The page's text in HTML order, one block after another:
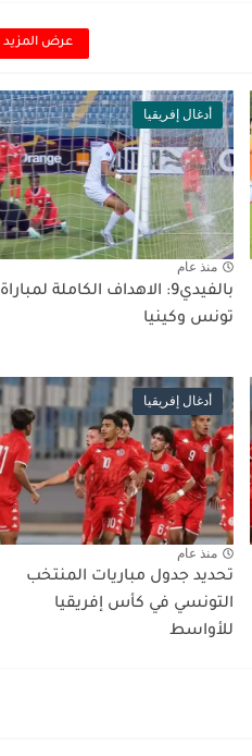
عرض المزيد
أدغال إفريقيا
منذ عام
بالفيدي9: الاهداف الكاملة لمباراة
تونس وكينيا
أدغال إفريقيا
منذ عام
تحديد جدول مباريات المنتخب
التونسي في كأس إفريقيا
للأواسط